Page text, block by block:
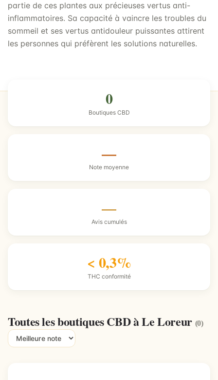
partie de ces plantes aux précieuses vertus anti-
inflammatoires. Sa capacité à vaincre les troubles du
sommeil et ses vertus antidouleur puissantes attirent
les personnes qui préfèrent les solutions naturelles.
0
Boutiques CBD
—
Note moyenne
—
Avis cumulés
< 0,3%
THC conformité
Toutes les boutiques CBD à Le Loreur (0)